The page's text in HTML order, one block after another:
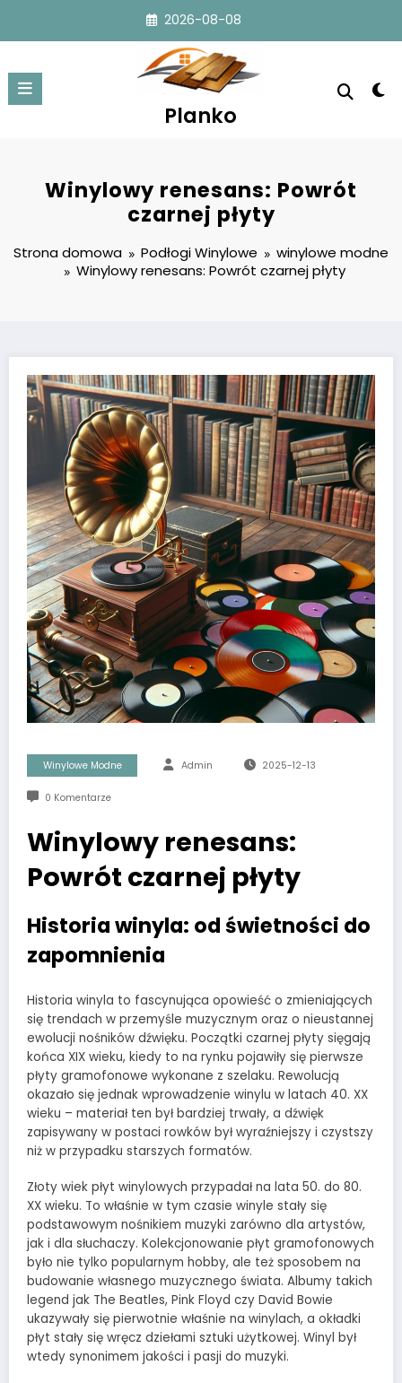
treści
2026-08-08
Planko
Winylowy renesans: Powrót
czarnej płyty
Strona domowa Podłogi Winylowe
winylowe modne
Winylowy renesans: Powrót czarnej płyty
Winylowe Modne Admin 2025-12-13
0 Komentarze
Winylowy renesans:
Powrót czarnej płyty
Historia winyla: od świetności do
zapomnienia
Historia winyla to fascynująca opowieść o zmieniających
się trendach w przemyśle muzycznym oraz o nieustannej
ewolucji nośników dźwięku. Początki czarnej płyty sięgają
końca XIX wieku, kiedy to na rynku pojawiły się pierwsze
płyty gramofonowe wykonane z szelaku. Rewolucją
okazało się jednak wprowadzenie winylu w latach 40. XX
wieku – materiał ten był bardziej trwały, a dźwięk
zapisywany w postaci rowków był wyraźniejszy i czystszy
niż w przypadku starszych formatów.
Złoty wiek płyt winylowych przypadał na lata 50. do 80.
XX wieku. To właśnie w tym czasie winyle stały się
podstawowym nośnikiem muzyki zarówno dla artystów,
jak i dla słuchaczy. Kolekcjonowanie płyt gramofonowych
było nie tylko popularnym hobby, ale też sposobem na
budowanie własnego muzycznego świata. Albumy takich
legend jak The Beatles, Pink Floyd czy David Bowie
ukazywały się pierwotnie właśnie na winylach, a okładki
płyt stały się wręcz dziełami sztuki użytkowej. Winyl był
wtedy synonimem jakości i pasji do muzyki.